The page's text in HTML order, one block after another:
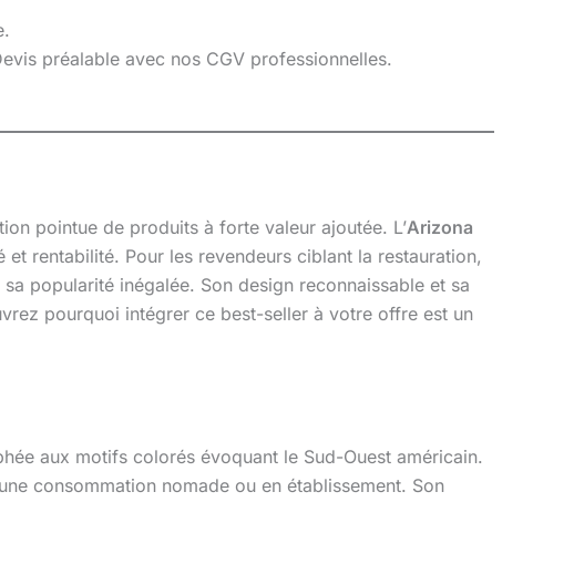
préalable avec nos CGV professionnelles.
pointue de produits à forte valeur ajoutée. L’Arizona
rentabilité. Pour les revendeurs ciblant la restauration,
popularité inégalée. Son design reconnaissable et sa
pourquoi intégrer ce best-seller à votre offre est un
aux motifs colorés évoquant le Sud-Ouest américain.
consommation nomade ou en établissement. Son